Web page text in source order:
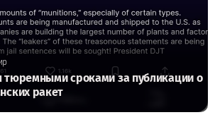
тюремными сроками за публикации о
ракет